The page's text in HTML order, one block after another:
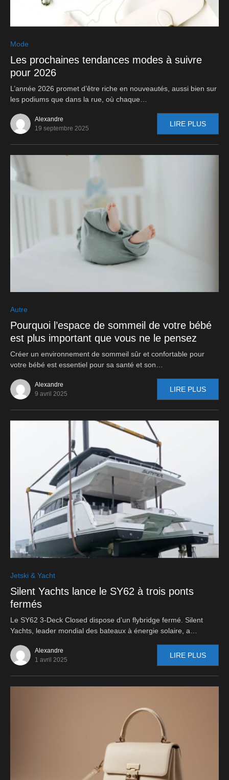
Mode
Les prochaines tendances modes à suivre
pour 2026
L’année 2026 promet d’être riche en nouveautés, aussi bien sur
les podiums que dans la rue, où chaque…
Alexandre
19 septembre 2025
LIRE PLUS
Autre
Pourquoi l’espace de sommeil de votre bébé
est plus important que vous ne le pensez
Créer un environnement de sommeil sûr et confortable pour
votre bébé est essentiel pour sa santé et son…
Alexandre
9 avril 2025
LIRE PLUS
Jetski & Yacht
Silent Yachts lance le SY62 à trois ponts
fermés
Le SY62 3-Deck Closed dispose d’un flybridge fermé. Silent
Yachts, leader mondial des bateaux à énergie solaire, a…
Alexandre
1 avril 2025
LIRE PLUS